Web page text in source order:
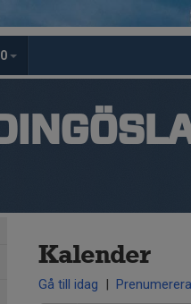
Kalender
Gå till idag | Prenumerera